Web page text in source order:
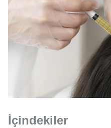
İçindekiler